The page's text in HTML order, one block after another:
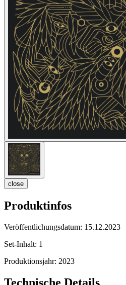
close
Produktinfos
Veröffentlichungsdatum: 15.12.2023
Set-Inhalt: 1
Produktionsjahr: 2023